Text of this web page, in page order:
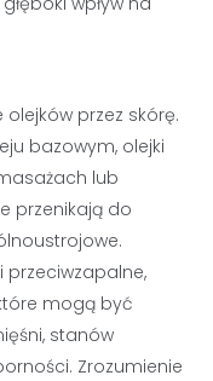
przez skórę.
bazowym, olejki
lub
przenikają do
przeciwzapalne,
mogą być
stanów
Zrozumienie